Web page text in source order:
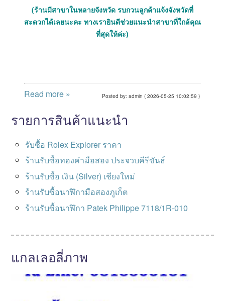
(ร้านมีสาขาในหลายจังหวัด รบกวนลูกค้าแจ้งจังหวัดที่
สะดวกได้เลยนะคะ ทางเรายินดีช่วยแนะนำสาขาที่ใกล้คุณ
ที่สุดให้ค่ะ)
Posted by: admin ( 2026-05-25 10:02:59 )
Read more »
รายการสินค้าแนะนำ
รับซื้อ Rolex Explorer ราคา
ร้านรับซื้อทองคำมือสอง ประจวบคีรีขันธ์
ร้านรับซื้อ เงิน (Silver) เชียงใหม่
ร้านรับซื้อนาฬิกามือสองภูเก็ต
ร้านรับซื้อนาฬิกา Patek Philippe 7118/1R-010
แกลเลอลี่ภาพ